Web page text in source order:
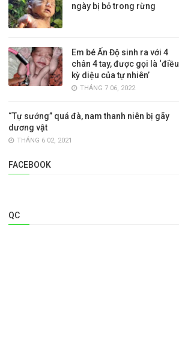
ngày bị bỏ trong rừng
Em bé Ấn Độ sinh ra với 4
chân 4 tay, được gọi là ‘điều
kỳ diệu của tự nhiên’
THÁNG 7 06, 2022
“Tự sướng” quá đà, nam thanh niên bị gãy
dương vật
THÁNG 6 02, 2021
FACEBOOK
QC